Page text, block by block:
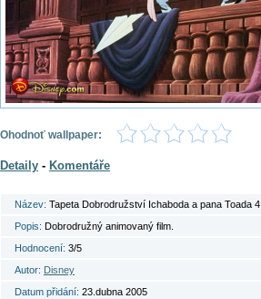
Ohodnoť wallpaper:
Detaily - Komentáře
Název: Tapeta Dobrodružství Ichaboda a pana Toada 4
Popis: Dobrodružný animovaný film.
Hodnocení: 3/5
Autor: Disney
Datum přidání: 23.dubna 2005